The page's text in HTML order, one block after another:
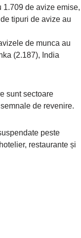
1.709 de avize emise,
tipuri de avize au
de munca au
(2.187), India
sunt sectoare
de revenire.
peste
restaurante și